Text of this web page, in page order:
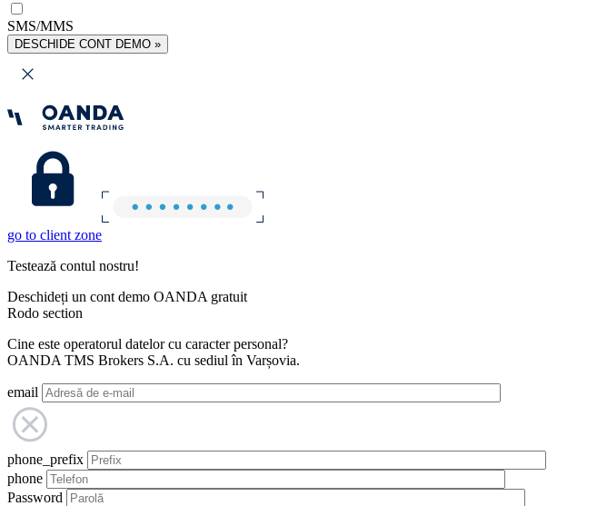
SMS/MMS
DESCHIDE CONT DEMO »
go to client zone
Testează contul nostru!
Deschideți un cont demo OANDA gratuit
Rodo section
Cine este operatorul datelor cu caracter personal?
OANDA TMS Brokers S.A. cu sediul în Varșovia.
email
phone_prefix
phone
Password